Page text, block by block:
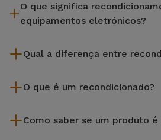
O que significa
equipamentos eletrónicos?
limpeza sem esquecer a reparação
recondicionados da Services
Qual a diferença entre
e preparados por técnicos
usado, um equipamento
O que é um recondicionado?
que foi pouco ou nada utilizado.
Como saber se um produto é